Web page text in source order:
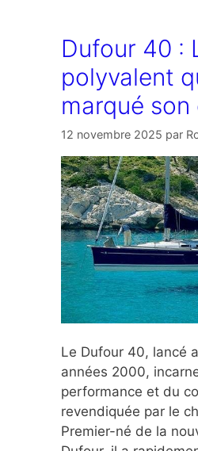
Dufour 40 :
polyvalent
marqué
12 novembre 2025 par
Le Dufour 40, lancé
années 2000,
performance et du
revendiquée par le
Premier-né de la